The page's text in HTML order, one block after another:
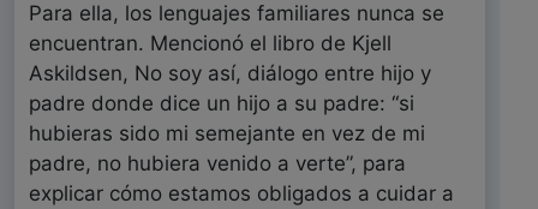
Para ella, los lenguajes familiares nunca se
encuentran. Mencionó el libro de Kjell
Askildsen, No soy así, diálogo entre hijo y
padre donde dice un hijo a su padre: “si
hubieras sido mi semejante en vez de mi
padre, no hubiera venido a verte”, para
explicar cómo estamos obligados a cuidar a